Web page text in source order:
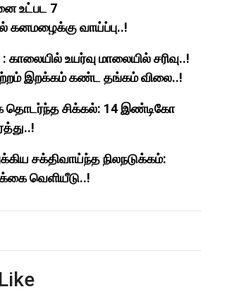
உட்பட 7
கனமழைக்கு வாய்ப்பு..!
காலையில் உயர்வு மாலையில் சரிவு..!
இறக்கம் கண்ட தங்கம் விலை..!
தொடர்ந்த சிக்கல்: 14 இண்டிகோ
சக்திவாய்ந்த நிலநடுக்கம்:
வெளியீடு..!